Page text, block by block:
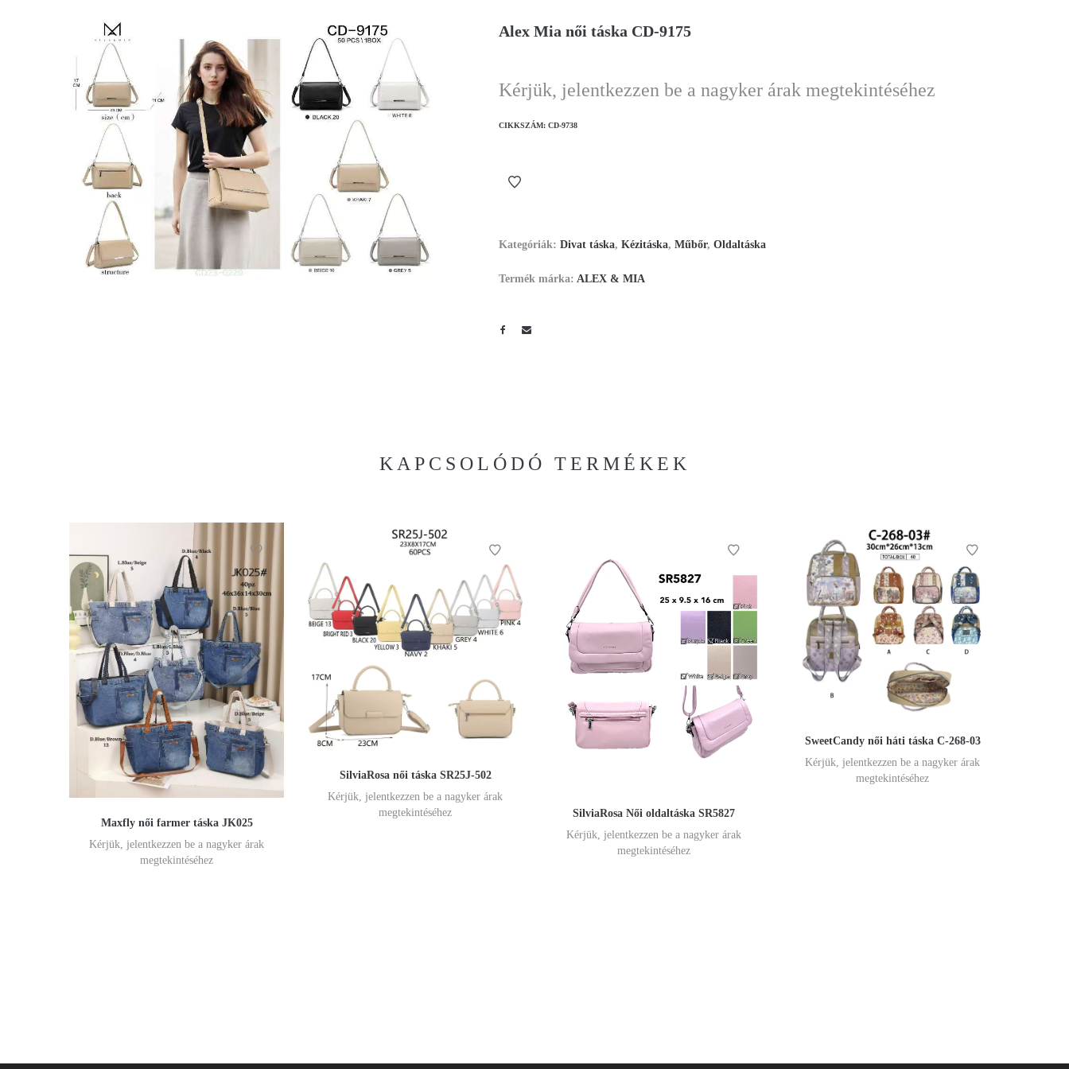
Alex Mia női táska CD-9175
Kérjük, jelentkezzen be a nagyker árak megtekintéséhez
CIKKSZÁM: CD-9738
Kategóriák: Divat táska, Kézitáska, Műbőr, Oldaltáska
Termék márka: ALEX & MIA
KAPCSOLÓDÓ TERMÉKEK
Maxfly női farmer táska JK025
Kérjük, jelentkezzen be a nagyker árak
megtekintéséhez
SilviaRosa női táska SR25J-502
Kérjük, jelentkezzen be a nagyker árak
megtekintéséhez
SilviaRosa Női oldaltáska SR5827
Kérjük, jelentkezzen be a nagyker árak
megtekintéséhez
SweetCandy női háti táska C-268-03
Kérjük, jelentkezzen be a nagyker árak
megtekintéséhez